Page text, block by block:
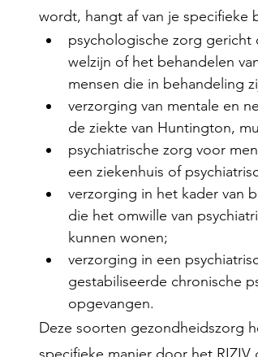
wordt, hangt af van je specifieke
psychologische zorg
welzijn of het behandelen
mensen die in behandeling
verzorging van mentale en
de ziekte van Huntington,
psychiatrische zorg voor
een ziekenhuis of
verzorging in het kader van
die het omwille van
kunnen wonen;
verzorging in een
gestabiliseerde chronische
opgevangen.
Deze soorten gezondheidszorg
specifieke manier door het